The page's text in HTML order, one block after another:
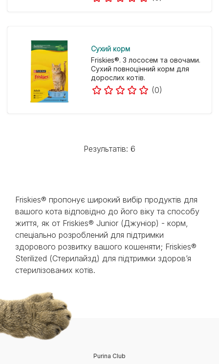
Cухий корм
Friskies®. З лососем та овочами.
Сухий повноцінний корм для
дорослих котів.
(0)
Результатів: 6
Friskies® пропонує широкий вибір продуктів для
вашого кота відповідно до його віку та способу
життя, як от Friskies® Junior (Джуніор) - корм,
спеціально розроблений для підтримки
здорового розвитку вашого кошеняти; Friskies®
Sterilized (Стерилайзд) для підтримки здоров’я
стерилізованих котів.
Purina Club